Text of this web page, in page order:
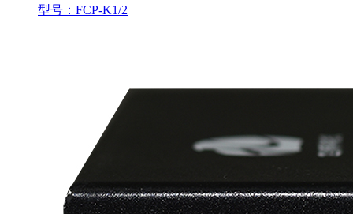
型号：FCP-K1/2